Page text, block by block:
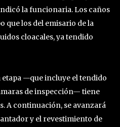
la funcionaria. Los caños
que los del emisario de la
cloacales, ya tendido
—que incluye el tendido
de inspección— tiene
A continuación, se avanzará
y el revestimiento de